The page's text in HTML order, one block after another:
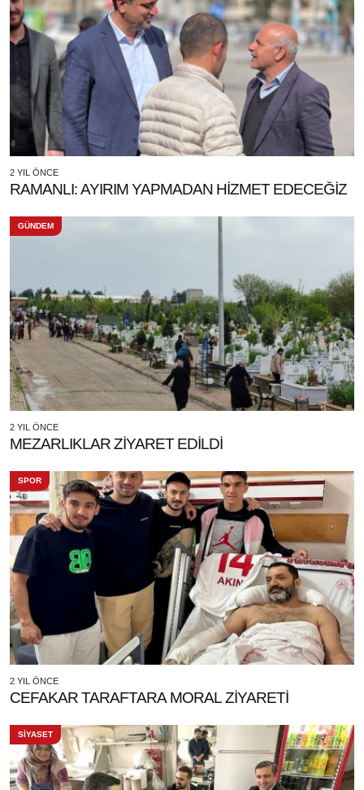
2 YIL ÖNCE
RAMANLI: AYIRIM YAPMADAN HİZMET EDECEĞİZ
GÜNDEM
2 YIL ÖNCE
MEZARLIKLAR ZİYARET EDİLDİ
SPOR
2 YIL ÖNCE
CEFAKAR TARAFTARA MORAL ZİYARETİ
SİYASET